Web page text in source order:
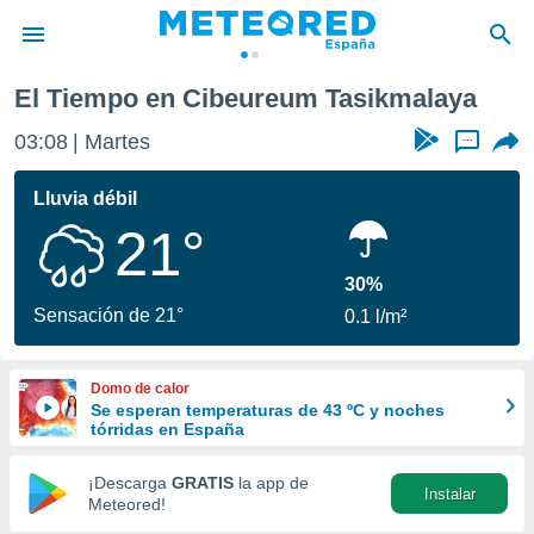
de
por
se
calidad.
a este
las
y
forma
digital
basada
El Tiempo en Cibeureum Tasikmalaya
03:08 Martes ...
Lluvia débil
21°
Sensación de 21°
30%
0.1 l/m²
Domo de calor
Se esperan temperaturas de 43 ºC y noches
tórridas en España
¡Descarga GRATIS la app de
Meteored!
Instalar